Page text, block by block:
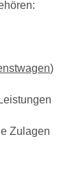
)
Zulagen